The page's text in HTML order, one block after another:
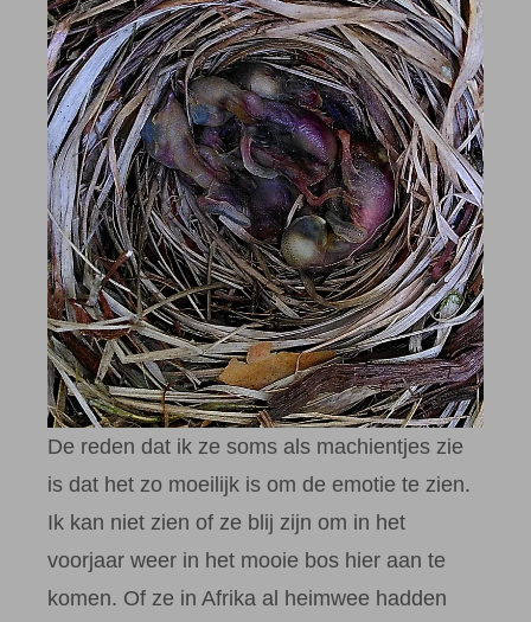
De reden dat ik ze soms als machientjes zie
is dat het zo moeilijk is om de emotie te zien.
Ik kan niet zien of ze blij zijn om in het
voorjaar weer in het mooie bos hier aan te
komen. Of ze in Afrika al heimwee hadden